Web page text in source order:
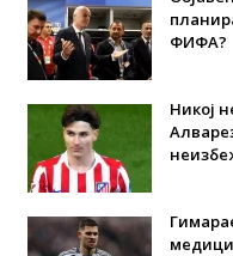
ФИФА?
Никој